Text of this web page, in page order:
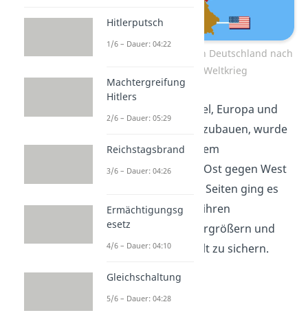
Die Besatzungszonen in Deutschland nach
dem Zweiten Weltkrieg
Das ursprüngliche Ziel, Europa und
Deutschland neu aufzubauen, wurde
dabei schnell von einem
Ideologiekampf
von Ost gegen West
überschattet. Beiden Seiten ging es
immer mehr darum, ihren
Einflussbereich zu vergrößern und
ihre Macht in der Welt zu sichern.
Hitlerputsch
1/6 – Dauer: 04:22
Machtergreifung
Hitlers
2/6 – Dauer: 05:29
Reichstagsbrand
3/6 – Dauer: 04:26
Ermächtigungsg
esetz
4/6 – Dauer: 04:10
Gleichschaltung
5/6 – Dauer: 04:28